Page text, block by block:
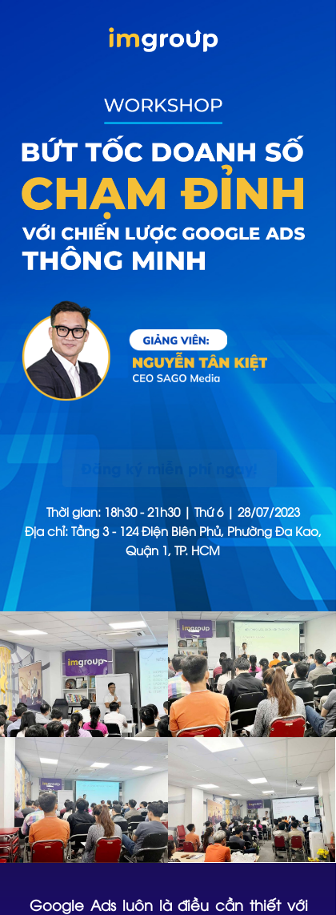
Thời gian: 18h30 - 21h30 | Thứ 6 | 28/07/2023
Địa chỉ: Tầng 3 - 124 Điện Biên Phủ, Phường Đa Kao,
Quận 1, TP. HCM
Đăng ký miễn phí ngay!
Google Ads luôn là điều cần thiết với